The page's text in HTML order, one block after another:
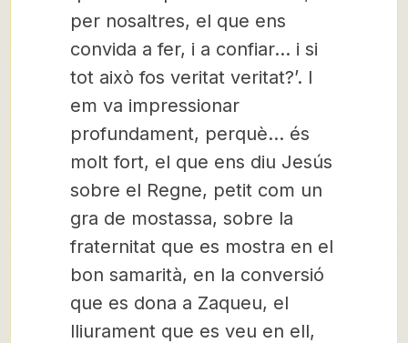
per nosaltres, el que ens
convida a fer, i a confiar… i si
tot això fos veritat veritat?’. I
em va impressionar
profundament, perquè… és
molt fort, el que ens diu Jesús
sobre el Regne, petit com un
gra de mostassa, sobre la
fraternitat que es mostra en el
bon samarità, en la conversió
que es dona a Zaqueu, el
lliurament que es veu en ell,